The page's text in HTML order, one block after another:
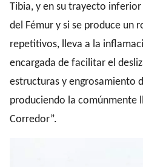
Tibia, y en su trayecto
del Fémur y si se produce un
repetitivos, lleva a la
encargada de facilitar el
estructuras y engrosamiento
produciendo la comúnmente
Corredor”.